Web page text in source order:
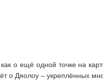
о ещё одной точке на
о Дяолоу – укреплённых